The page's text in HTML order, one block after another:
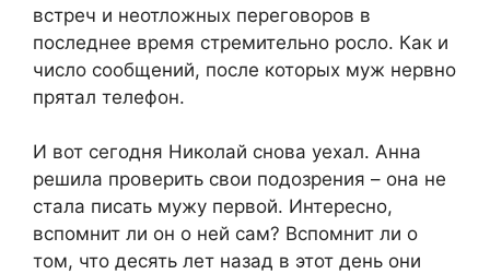
встреч и неотложных переговоров в
последнее время стремительно росло. Как и
число сообщений, после которых муж нервно
прятал телефон.
И вот сегодня Николай снова уехал. Анна
решила проверить свои подозрения – она не
стала писать мужу первой. Интересно,
вспомнит ли он о ней сам? Вспомнит ли о
том, что десять лет назад в этот день они